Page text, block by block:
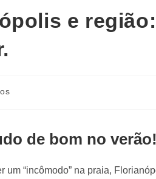
e
de bom no verão!
“incômodo” na praia,